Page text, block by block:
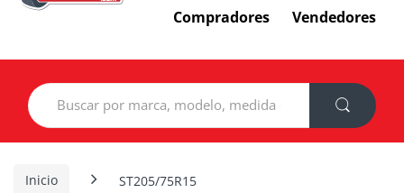
Compradores Vendedores
Search
for:
Inicio ST205/75R15